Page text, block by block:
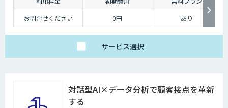
お問合せください
0円 あり
サービス選択
対話型AI×データ分析で顧客接点を革新
する